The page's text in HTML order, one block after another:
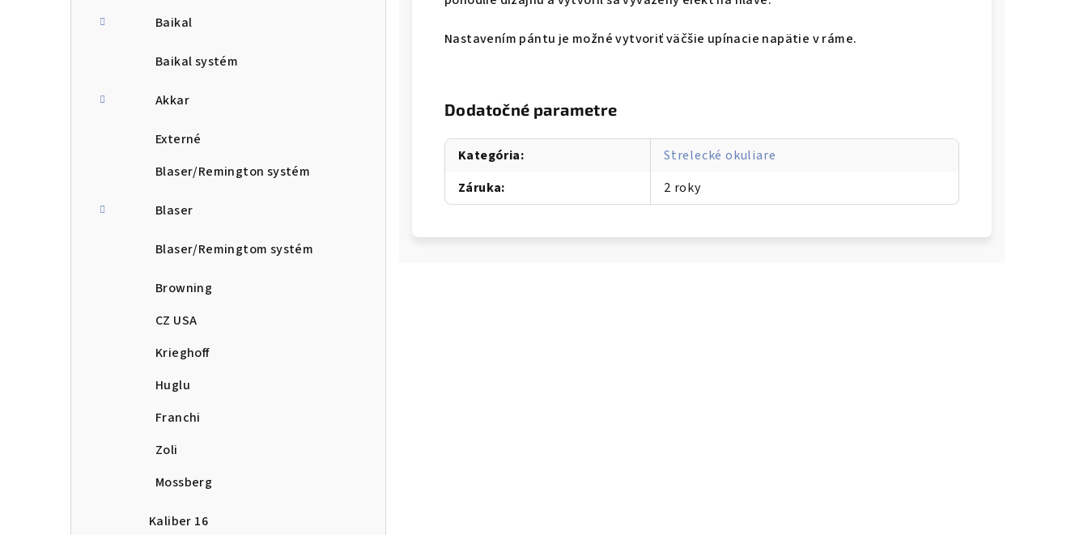
Baikal
Baikal systém
Akkar
Externé
Blaser/Remington systém
Blaser
Blaser/Remingtom systém
Browning
CZ USA
Krieghoff
Huglu
Franchi
Zoli
Mossberg
Kaliber 16
Nastavením pántu je možné vytvoriť väčšie upínacie napätie v ráme.
Dodatočné parametre
Kategória:
Strelecké okuliare
Záruka: 2 roky